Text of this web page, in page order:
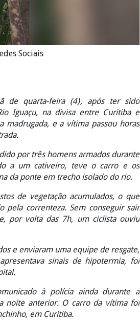
Sociais
de quarta-feira (4), após ter sido
Iguaçu, na divisa entre Curitiba e
madrugada, e a vítima passou horas
por três homens armados durante
a um cativeiro, teve o carro e os
da ponte em trecho isolado do rio.
de vegetação acumulados, o que
correnteza. Sem conseguir sair
por volta das 7h, um ciclista ouviu
e enviaram uma equipe de resgate,
sinais de hipotermia, foi
à polícia ainda durante a
noite anterior. O carro da vítima foi
em Curitiba.